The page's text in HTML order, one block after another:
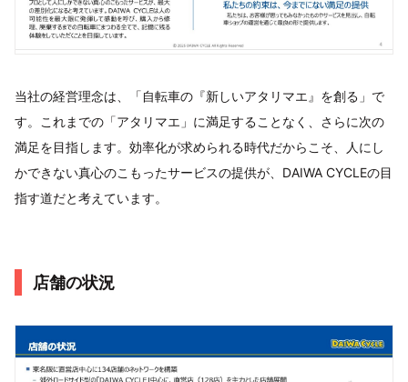
当社の経営理念は、「自転車の『新しいアタリマエ』を創る」で
す。これまでの「アタリマエ」に満足することなく、さらに次の
満足を目指します。効率化が求められる時代だからこそ、人にし
かできない真心のこもったサービスの提供が、DAIWA CYCLEの目
指す道だと考えています。
店舗の状況